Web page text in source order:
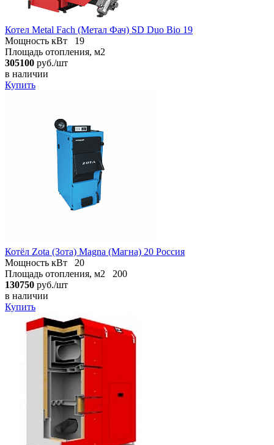
Котел Metal Fach (Метал Фач) SD Duo Bio 19
Мощность кВт
19
Площадь отопления, м2
305100 руб./шт
в наличии
Купить
Котёл Zota (Зота) Magna (Магна) 20 Россия
Мощность кВт
20
Площадь отопления, м2
200
130750 руб./шт
в наличии
Купить